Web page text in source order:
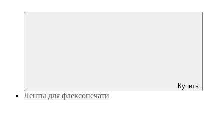
Купить
Ленты для флексопечати